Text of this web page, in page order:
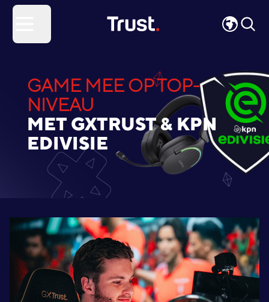
GAME MEE OP TOP-
NIVEAU
MET GXTRUST & KPN
EDIVISIE